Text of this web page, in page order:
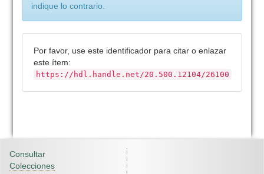
indique lo contrario.
Por favor, use este identificador para citar o enlazar
este ítem:
https://hdl.handle.net/20.500.12104/26100
Consultar
Colecciones